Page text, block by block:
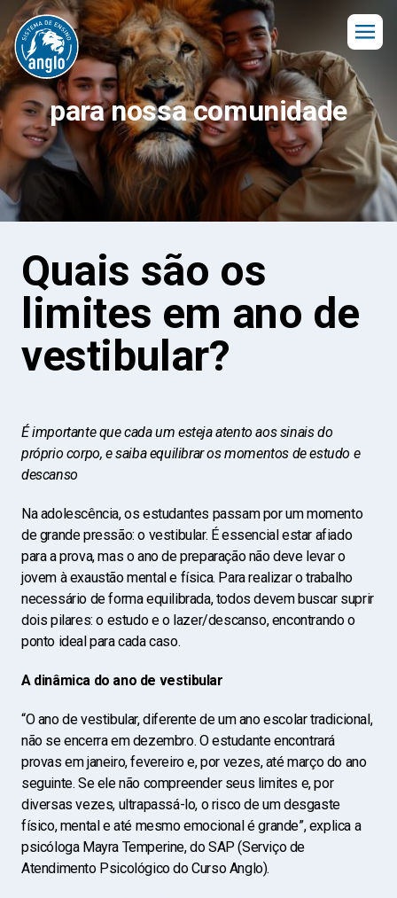
para nossa comunidade
Quais são os
limites em ano de
vestibular?
É importante que cada um esteja atento aos sinais do
próprio corpo, e saiba equilibrar os momentos de estudo e
descanso
Na adolescência, os estudantes passam por um momento
de grande pressão: o vestibular. É essencial estar afiado
para a prova, mas o ano de preparação não deve levar o
jovem à exaustão mental e física. Para realizar o trabalho
necessário de forma equilibrada, todos devem buscar suprir
dois pilares: o estudo e o lazer/descanso, encontrando o
ponto ideal para cada caso.
A dinâmica do ano de vestibular
“O ano de vestibular, diferente de um ano escolar tradicional,
não se encerra em dezembro. O estudante encontrará
provas em janeiro, fevereiro e, por vezes, até março do ano
seguinte. Se ele não compreender seus limites e, por
diversas vezes, ultrapassá-lo, o risco de um desgaste
físico, mental e até mesmo emocional é grande”, explica a
psicóloga Mayra Temperine, do SAP (Serviço de
Atendimento Psicológico do Curso Anglo).